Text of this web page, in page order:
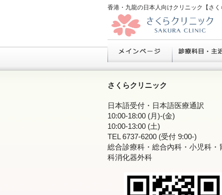
香港・九龍の日本人向けクリニック【さく
さくらクリニック
日本語受付・日本語医療通訳
10:00-18:00 (月)-(金)
10:00-13:00 (土)
TEL 6737-6200 (受付 9:00-)
総合診療科・総合內科・小児科・
科消化器外科